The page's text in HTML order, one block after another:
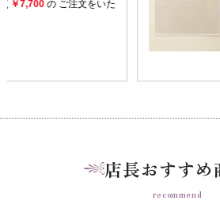
店長おすすめ
recommend